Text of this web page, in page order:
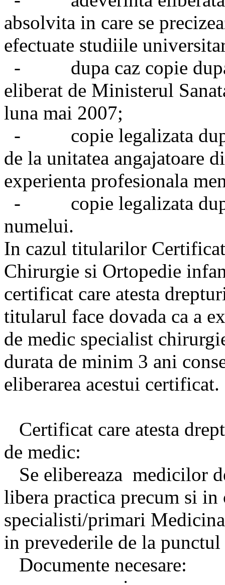
absolvita in care se
efectuate studiile
- dupa caz copie dupa
eliberat de Ministerul
luna mai 2007;
- copie legalizata dupa
de la unitatea angajatoare
experienta profesionala
- copie legalizata dupa
numelui.
In cazul titularilor
Chirurgie si Ortopedie
certificat care atesta
titularul face dovada ca a
de medic specialist
durata de minim 3 ani
eliberarea acestui certificat.
Certificat care atesta
de medic:
Se elibereaza medicilor
libera practica precum si
specialisti/primari
in prevederile de la
Documente necesare: